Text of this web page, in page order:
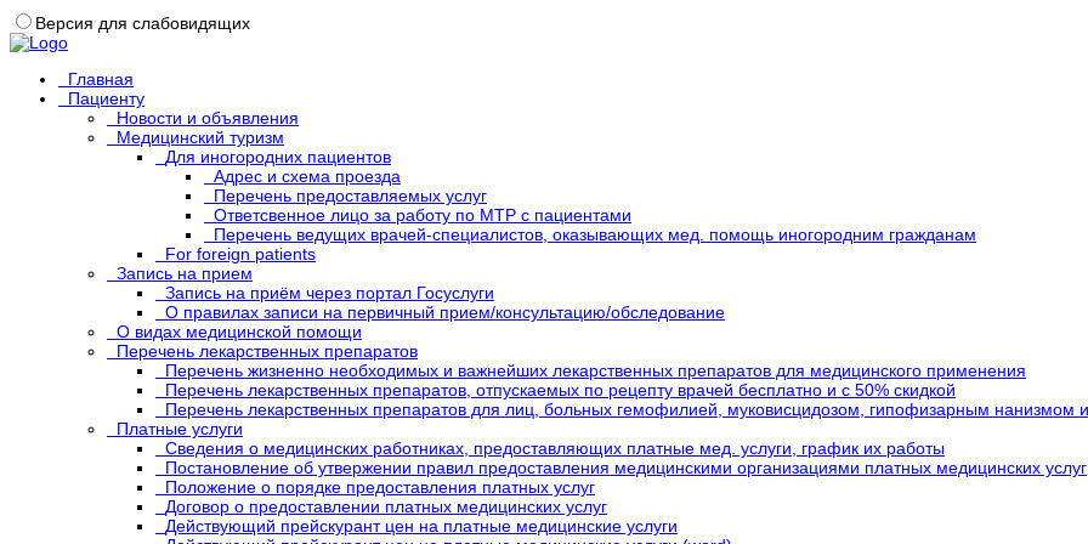
Версия для слабовидящих
Главная
Пациенту
Новости и объявления
Медицинский туризм
Для иногородних пациентов
Адрес и схема проезда
Перечень предоставляемых услуг
Ответсвенное лицо за работу по МТР с пациентами
Перечень ведущих врачей-специалистов, оказывающих мед. помощь иногородним гражданам
For foreign patients
Запись на прием
Запись на приём через портал Госуслуги
О правилах записи на первичный прием/консультацию/обследование
О видах медицинской помощи
Перечень лекарственных препаратов
Перечень жизненно необходимых и важнейших лекарственных препаратов для медицинского применения
Перечень лекарственных препаратов, отпускаемых по рецепту врачей бесплатно и с 50% скидкой
Перечень лекарственных препаратов для лиц, больных гемофилией, муковисцидозом, гипофизарным нанизмом
Платные услуги
Сведения о медицинских работниках, предоставляющих платные мед. услуги, график их работы
Постановление об утвержении правил предоставления медицинскими организациями платных медицинских услуг
Положение о порядке предоставления платных услуг
Договор о предоставлении платных медицинских услуг
Действующий прейскурант цен на платные медицинские услуги